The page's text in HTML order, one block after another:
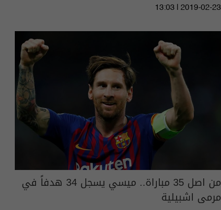
13:03 | 2019-02-23
من اصل 35 مباراة.. ميسي يسجل 34 هدفاً في
مرمى اشبيلية